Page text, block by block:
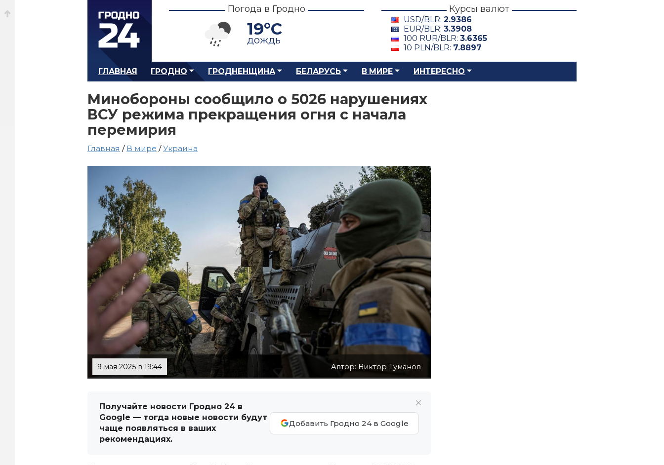
Погода в Гродно
19°C
дождь
Курсы валют
USD/BLR: 2.9386
EUR/BLR: 3.3908
100 RUR/BLR: 3.6365
10 PLN/BLR: 7.8897
ГЛАВНАЯ ГРОДНО ГРОДНЕНЩИНА БЕЛАРУСЬ В МИРЕ ИНТЕРЕСНО
Минобороны сообщило о 5026 нарушениях
ВСУ режима прекращения огня с начала
перемирия
Главная / В мире /Украина
9 мая 2025 в 19:44 Автор: Виктор Туманов
Получайте новости Гродно 24 в
Google — тогда новые новости будут
чаще появляться в ваших
рекомендациях.
Добавить Гродно 24 в Google